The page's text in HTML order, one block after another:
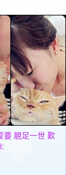
要 靚足一世 歎